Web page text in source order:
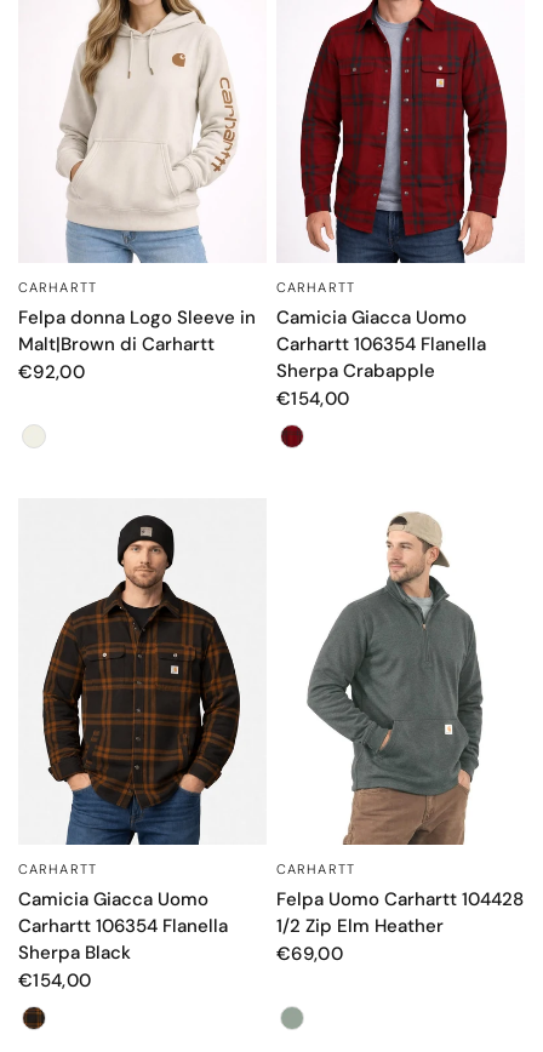
OCCHIATA VELOCE
CARHARTT
Felpa donna Logo Sleeve in
Malt|Brown di Carhartt
€92,00
Color
OCCHIATA VELOCE
CARHARTT
Camicia Giacca Uomo
Carhartt 106354 Flanella
Sherpa Crabapple
€154,00
Color
OCCHIATA VELOCE
CARHARTT
Camicia Giacca Uomo
Carhartt 106354 Flanella
Sherpa Black
€154,00
Color
OCCHIATA VELOCE
CARHARTT
Felpa Uomo Carhartt 104428
1/2 Zip Elm Heather
€69,00
Color